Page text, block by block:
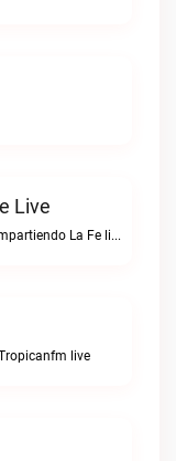
Live
Jesus el camino al padreCompartiendo La Fe live
live